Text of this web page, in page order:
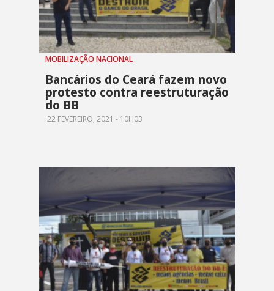
MOBILIZAÇÃO NACIONAL
Bancários do Ceará fazem novo
protesto contra reestruturação
do BB
22 FEVEREIRO, 2021 - 10H03